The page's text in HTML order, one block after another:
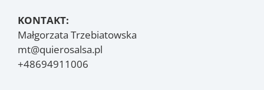
KONTAKT:
Małgorzata Trzebiatowska
mt@quierosalsa.pl
+48694911006